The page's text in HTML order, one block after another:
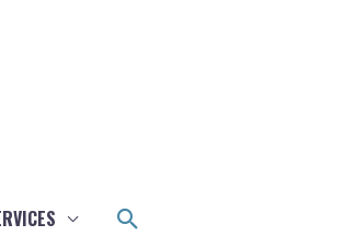
Rechercher